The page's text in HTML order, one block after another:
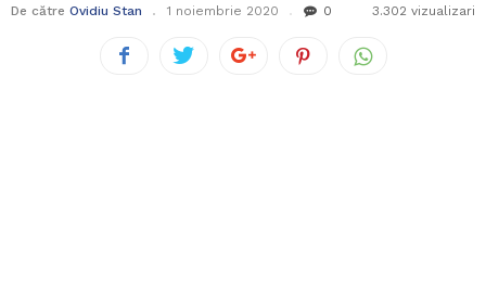
De către Ovidiu Stan 1 noiembrie 2020 0 3.302 vizualizari